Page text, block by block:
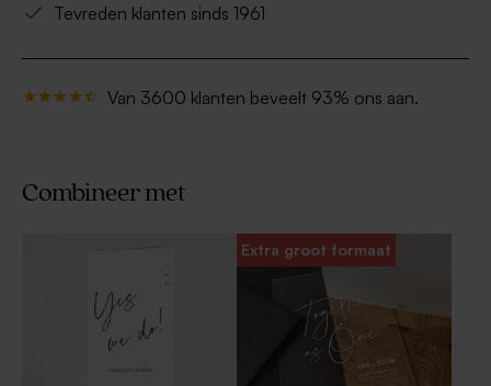
Tevreden klanten sinds 1961
Van 3600 klanten beveelt 93% ons aan.
Combineer met
Extra groot formaat